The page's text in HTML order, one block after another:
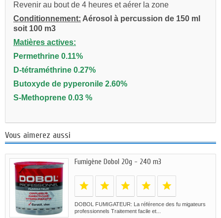
Revenir au bout de 4 heures et aérer la zone
Conditionnement: Aérosol à percussion de 150 ml
soit 100 m3
Matières actives:
Permethrine 0.11%
D-tétraméthrine 0.27%
Butoxyde de pyperonile 2.60%
S-Methoprene 0.03 %
Vous aimerez aussi
Fumigène Dobol 20g - 240 m3
DOBOL FUMIGATEUR: La référence des fu migateurs
professionnels Traitement facile et...